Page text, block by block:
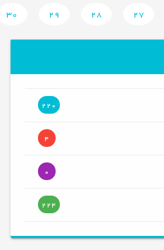
27
28
29
30
220
4
0
224